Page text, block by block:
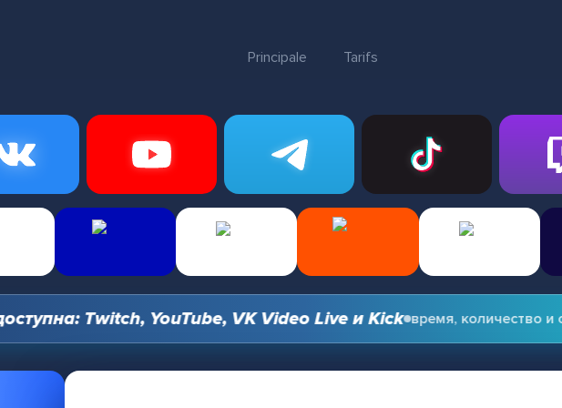
Principale Tarifs
Twitch, YouTube, VK Video Live и Kick время, количество и